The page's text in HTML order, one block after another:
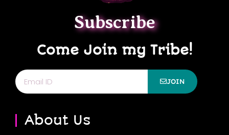
Subscribe
Come Join my Tribe!
Email JOIN
About Us